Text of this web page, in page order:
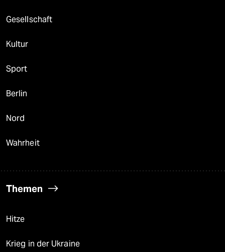
Gesellschaft
Kultur
Sport
Berlin
Nord
Wahrheit
Themen
Hitze
Krieg in der Ukraine